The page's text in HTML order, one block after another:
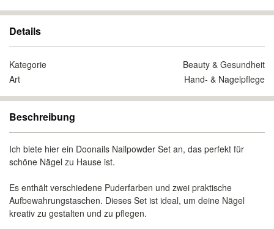
Details
Kategorie
Beauty & Gesundheit
Art
Hand- & Nagelpflege
Beschreibung
Ich biete hier ein Doonails Nailpowder Set an, das perfekt für
schöne Nägel zu Hause ist.
Es enthält verschiedene Puderfarben und zwei praktische
Aufbewahrungstaschen. Dieses Set ist ideal, um deine Nägel
kreativ zu gestalten und zu pflegen.